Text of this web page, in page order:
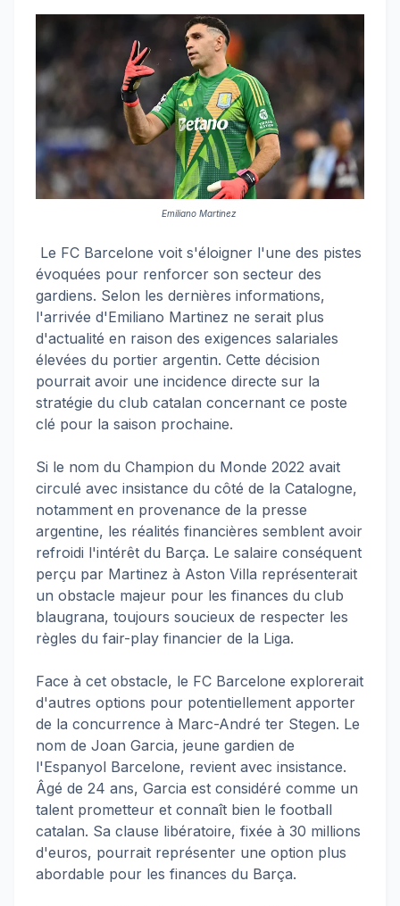
Emiliano Martinez
Le FC Barcelone voit s'éloigner l'une des pistes
évoquées pour renforcer son secteur des
gardiens. Selon les dernières informations,
l'arrivée d'Emiliano Martinez ne serait plus
d'actualité en raison des exigences salariales
élevées du portier argentin. Cette décision
pourrait avoir une incidence directe sur la
stratégie du club catalan concernant ce poste
clé pour la saison prochaine.
Si le nom du Champion du Monde 2022 avait
circulé avec insistance du côté de la Catalogne,
notamment en provenance de la presse
argentine, les réalités financières semblent avoir
refroidi l'intérêt du Barça. Le salaire conséquent
perçu par Martinez à Aston Villa représenterait
un obstacle majeur pour les finances du club
blaugrana, toujours soucieux de respecter les
règles du fair-play financier de la Liga.
Face à cet obstacle, le FC Barcelone explorerait
d'autres options pour potentiellement apporter
de la concurrence à Marc-André ter Stegen. Le
nom de Joan Garcia, jeune gardien de
l'Espanyol Barcelone, revient avec insistance.
Âgé de 24 ans, Garcia est considéré comme un
talent prometteur et connaît bien le football
catalan. Sa clause libératoire, fixée à 30 millions
d'euros, pourrait représenter une option plus
abordable pour les finances du Barça.